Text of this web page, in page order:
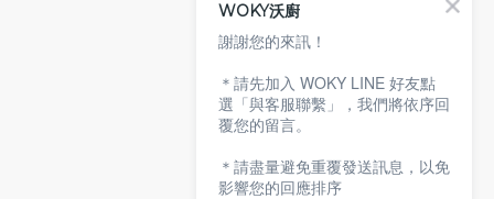
品牌故事
專業技術
環保沃廚
顧客服務
服務條款
隱私權政策
WOKY沃廚
謝謝您的來訊！
＊請先加入 WOKY LINE 好友點
選「與客服聯繫」，我們將依序回
覆您的留言。
＊請盡量避免重覆發送訊息，以免
影響您的回應排序